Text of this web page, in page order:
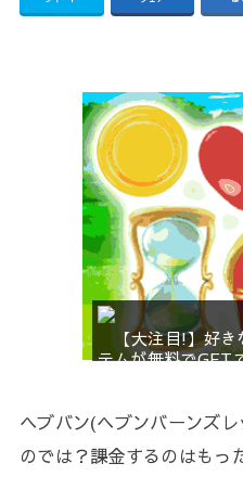
【大注目!】好
テムが無料でGET
ヘブバン(ヘブンバーンズ
のでは？課金するのはもっ